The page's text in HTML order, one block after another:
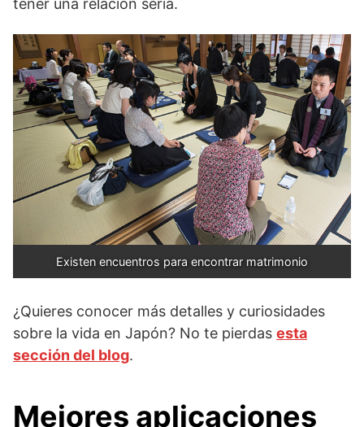
Existen encuentros para encontrar matrimonio
¿Quieres conocer más detalles y curiosidades
sobre la vida en Japón? No te pierdas esta
sección del blog.
Mejores aplicaciones